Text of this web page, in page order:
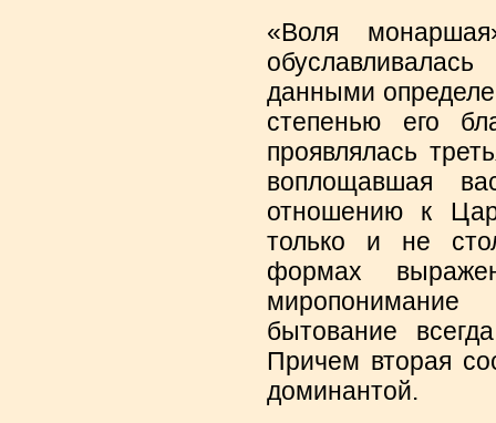
«Воля
данными
степенью его
проявлялась
воплощавшая
отношению к
только и не
формах
миропонимание
бытование
Причем вторая
доминантой.